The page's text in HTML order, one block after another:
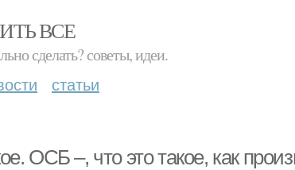
ВСЕ
сделать? советы, идеи.
статьи
ОСБ –, что это такое, как